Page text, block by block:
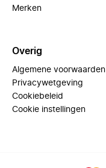
Merken
Overig
Algemene voorwaarden
Privacywetgeving
Cookiebeleid
Cookie instellingen